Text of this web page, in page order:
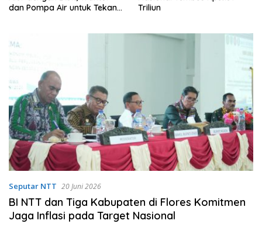
Tekan
Triliun
Seputar NTT 20 Juni 2026
BI NTT dan Tiga Kabupaten di Flores Komitmen
Jaga Inflasi pada Target Nasional